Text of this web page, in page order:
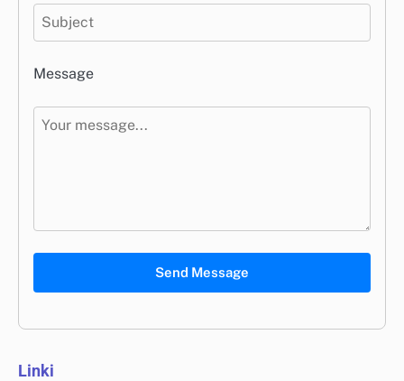
Message
Send Message
Linki